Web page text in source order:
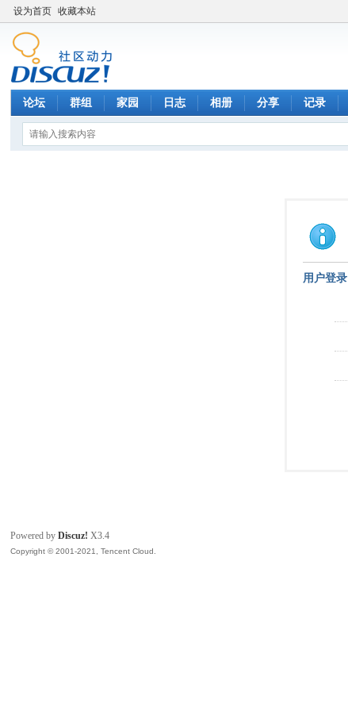
设为首页 收藏本站
论坛 群组 家园 日志 相册 分享 记录
用户登录
Powered byDiscuz! X3.4
Copyright © 2001-2021, Tencent Cloud.